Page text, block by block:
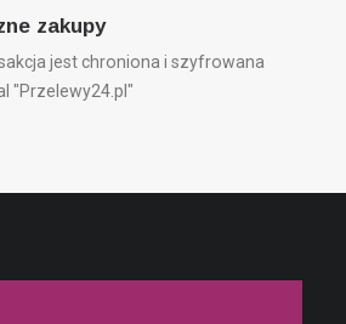
Przyłbica ochronna SMALL /
zakupy
jest chroniona i szyfrowana
"Przelewy24.pl"